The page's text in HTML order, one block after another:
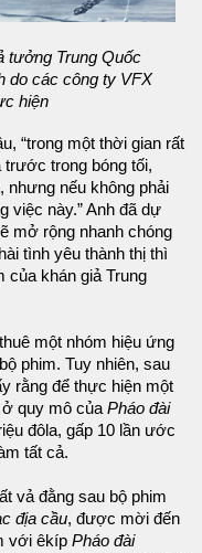
tưởng Trung Quốc
do các công ty VFX
hiện
“trong một thời gian rất
trước trong bóng tối,
nhưng nếu không phải
việc này.” Anh đã dự
mở rộng nhanh chóng
tình yêu thành thị thì
của khán giả Trung
một nhóm hiệu ứng
phim. Tuy nhiên, sau
rằng để thực hiện một
quy mô của Pháo đài
đôla, gấp 10 lần ước
tất cả.
vả đằng sau bộ phim
địa cầu, được mời đến
với êkíp Pháo đài